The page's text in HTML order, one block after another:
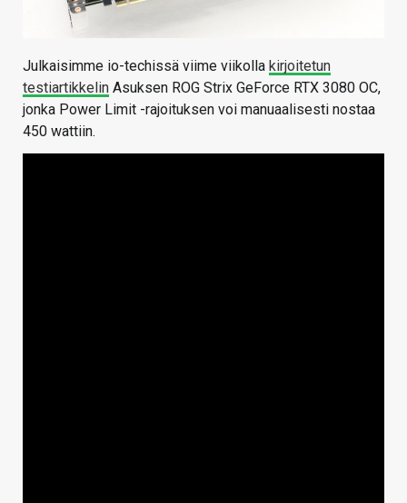
Julkaisimme io-techissä viime viikolla kirjoitetun
testiartikkelin Asuksen ROG Strix GeForce RTX 3080 OC,
jonka Power Limit -rajoituksen voi manuaalisesti nostaa
450 wattiin.